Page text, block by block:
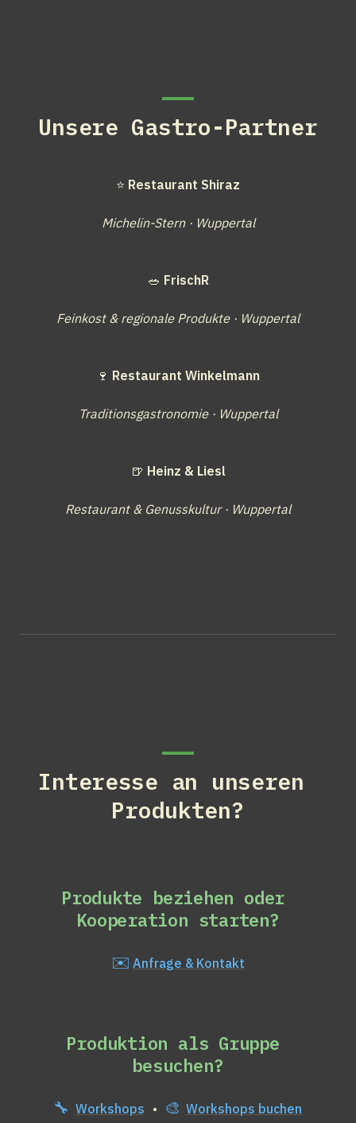
Unsere Gastro-Partner
⭐ Restaurant Shiraz
Michelin-Stern · Wuppertal
🥗 FrischR
Feinkost & regionale Produkte · Wuppertal
🍷 Restaurant Winkelmann
Traditionsgastronomie · Wuppertal
🍺 Heinz & Liesl
Restaurant & Genusskultur · Wuppertal
Interesse an unseren
Produkten?
Produkte beziehen oder
Kooperation starten?
✉️ Anfrage & Kontakt
Produktion als Gruppe
besuchen?
🔧 Workshops • 🎨 Workshops buchen